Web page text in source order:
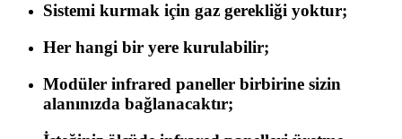
Sistemi kurmak için gaz gerekliği yoktur;
Her hangi bir yere kurulabilir;
Modüler infrared paneller birbirine sizin
alanınızda bağlanacaktır;